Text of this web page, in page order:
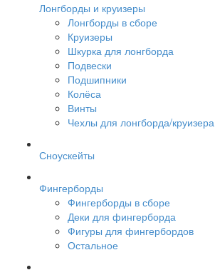
Лонгборды и круизеры
Лонгборды в сборе
Круизеры
Шкурка для лонгборда
Подвески
Подшипники
Колёса
Винты
Чехлы для лонгборда/круизера
Сноускейты
Фингерборды
Фингерборды в сборе
Деки для фингерборда
Фигуры для фингербордов
Остальное